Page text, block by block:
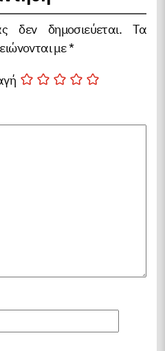
δημοσιεύεται.
Τα
με*